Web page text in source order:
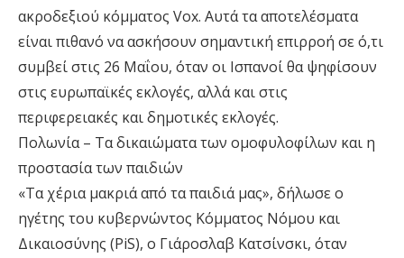
ακροδεξιού κόμματος Vox. Αυτά τα αποτελέσματα
είναι πιθανό να ασκήσουν σημαντική επιρροή σε ό,τι
συμβεί στις 26 Μαΐου, όταν οι Ισπανοί θα ψηφίσουν
στις ευρωπαϊκές εκλογές, αλλά και στις
περιφερειακές και δημοτικές εκλογές.
Πολωνία – Τα δικαιώματα των ομοφυλοφίλων και η
προστασία των παιδιών
«Τα χέρια μακριά από τα παιδιά μας», δήλωσε ο
ηγέτης του κυβερνώντος Κόμματος Νόμου και
Δικαιοσύνης (PiS), ο Γιάροσλαβ Κατσίνσκι, όταν